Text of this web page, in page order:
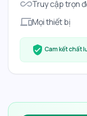
all_inclusiveTruy cập trọn
devicesMọi thiết bị
verified_user Cam kết chất